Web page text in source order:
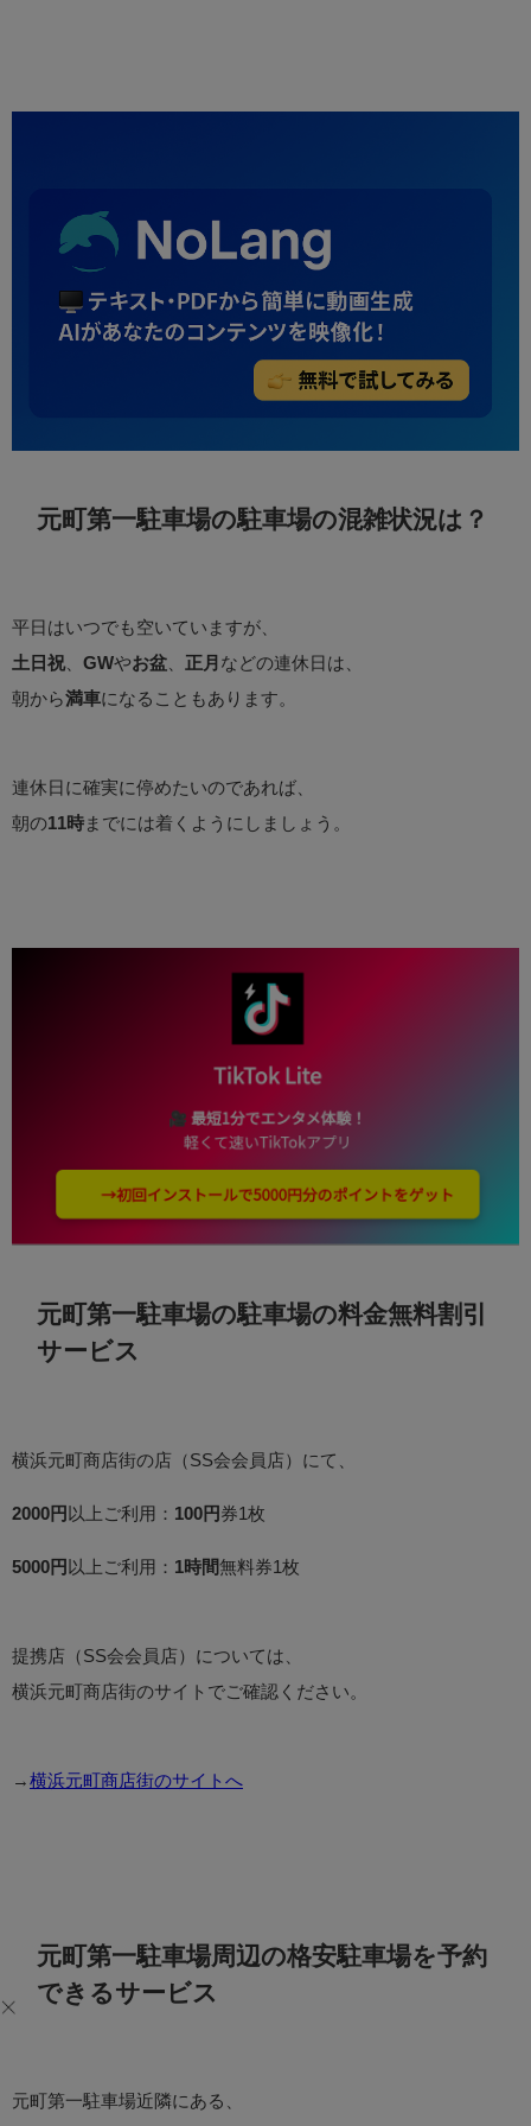
元町第一駐車場の駐車場の混雑状況は？
平日はいつでも空いていますが、
土日祝、 GWやお盆 正月 などの連休日は、
朝から満車になることもあります。
連休日に確実に停めたいのであれば、
朝の11時 までには着くようにしましょう。
元町第一駐車場の駐車場の料金無料割引
サービス
横浜元町商店街の店（SS会会員店）にて、
2000円 以上ご利用： 100円 券1枚
5000円 以上ご利用： 1時間無料券1枚
提携店（SS会会員店）については、
横浜元町商店街のサイトでご確認ください。
→ 横浜元町商店街のサイトへ
元町第一駐車場周辺の格安駐車場を予約
できるサービス
元町第一駐車場近隣にある、